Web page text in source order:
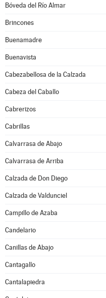
Bóveda del Río Almar
Brincones
Buenamadre
Buenavista
Cabezabellosa de la Calzada
Cabeza del Caballo
Cabrerizos
Cabrillas
Calvarrasa de Abajo
Calvarrasa de Arriba
Calzada de Don Diego
Calzada de Valdunciel
Campillo de Azaba
Candelario
Canillas de Abajo
Cantagallo
Cantalapiedra